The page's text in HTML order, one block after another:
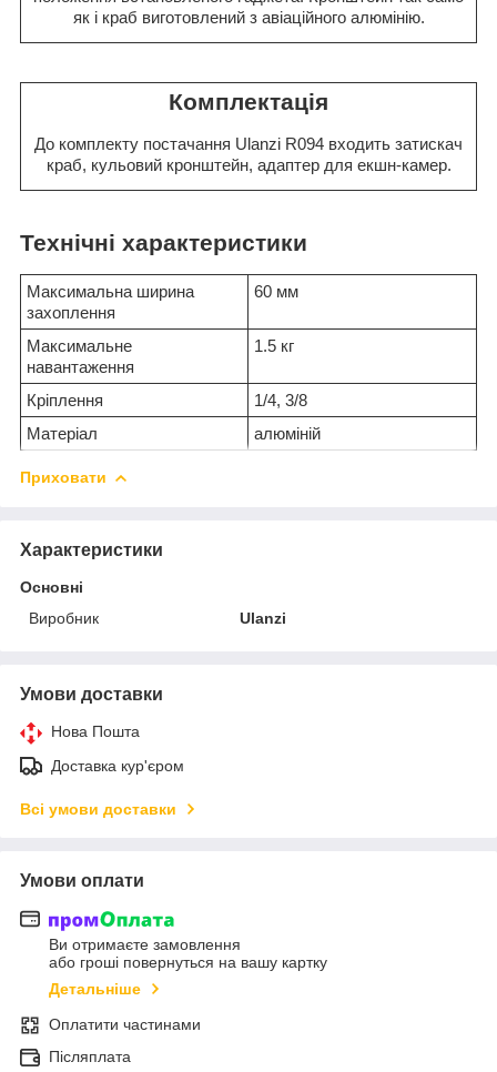
як і краб виготовлений з авіаційного алюмінію.
Комплектація
До комплекту постачання Ulanzi R094 входить затискач
краб, кульовий кронштейн, адаптер для екшн-камер.
Технічні характеристики
Максимальна ширина
захоплення
60 мм
Максимальне
навантаження
1.5 кг
Кріплення
1/4, 3/8
Матеріал
алюміній
Приховати
Характеристики
Основні
Виробник
Ulanzi
Умови доставки
Нова Пошта
Доставка кур'єром
Всі умови доставки
Умови оплати
Ви отримаєте замовлення
або гроші повернуться на вашу картку
Детальніше
Оплатити частинами
Післяплата